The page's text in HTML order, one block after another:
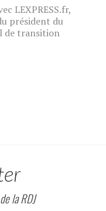
LEXPRESS.fr,
président du
de transition
la RDJ